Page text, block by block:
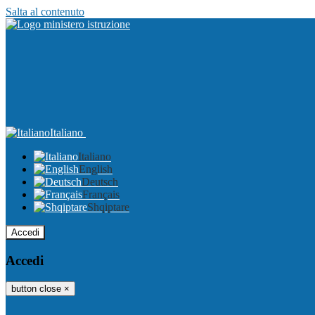
Salta al contenuto
Italiano
Italiano
English
Deutsch
Français
Shqiptare
Accedi
Accedi
button close ×